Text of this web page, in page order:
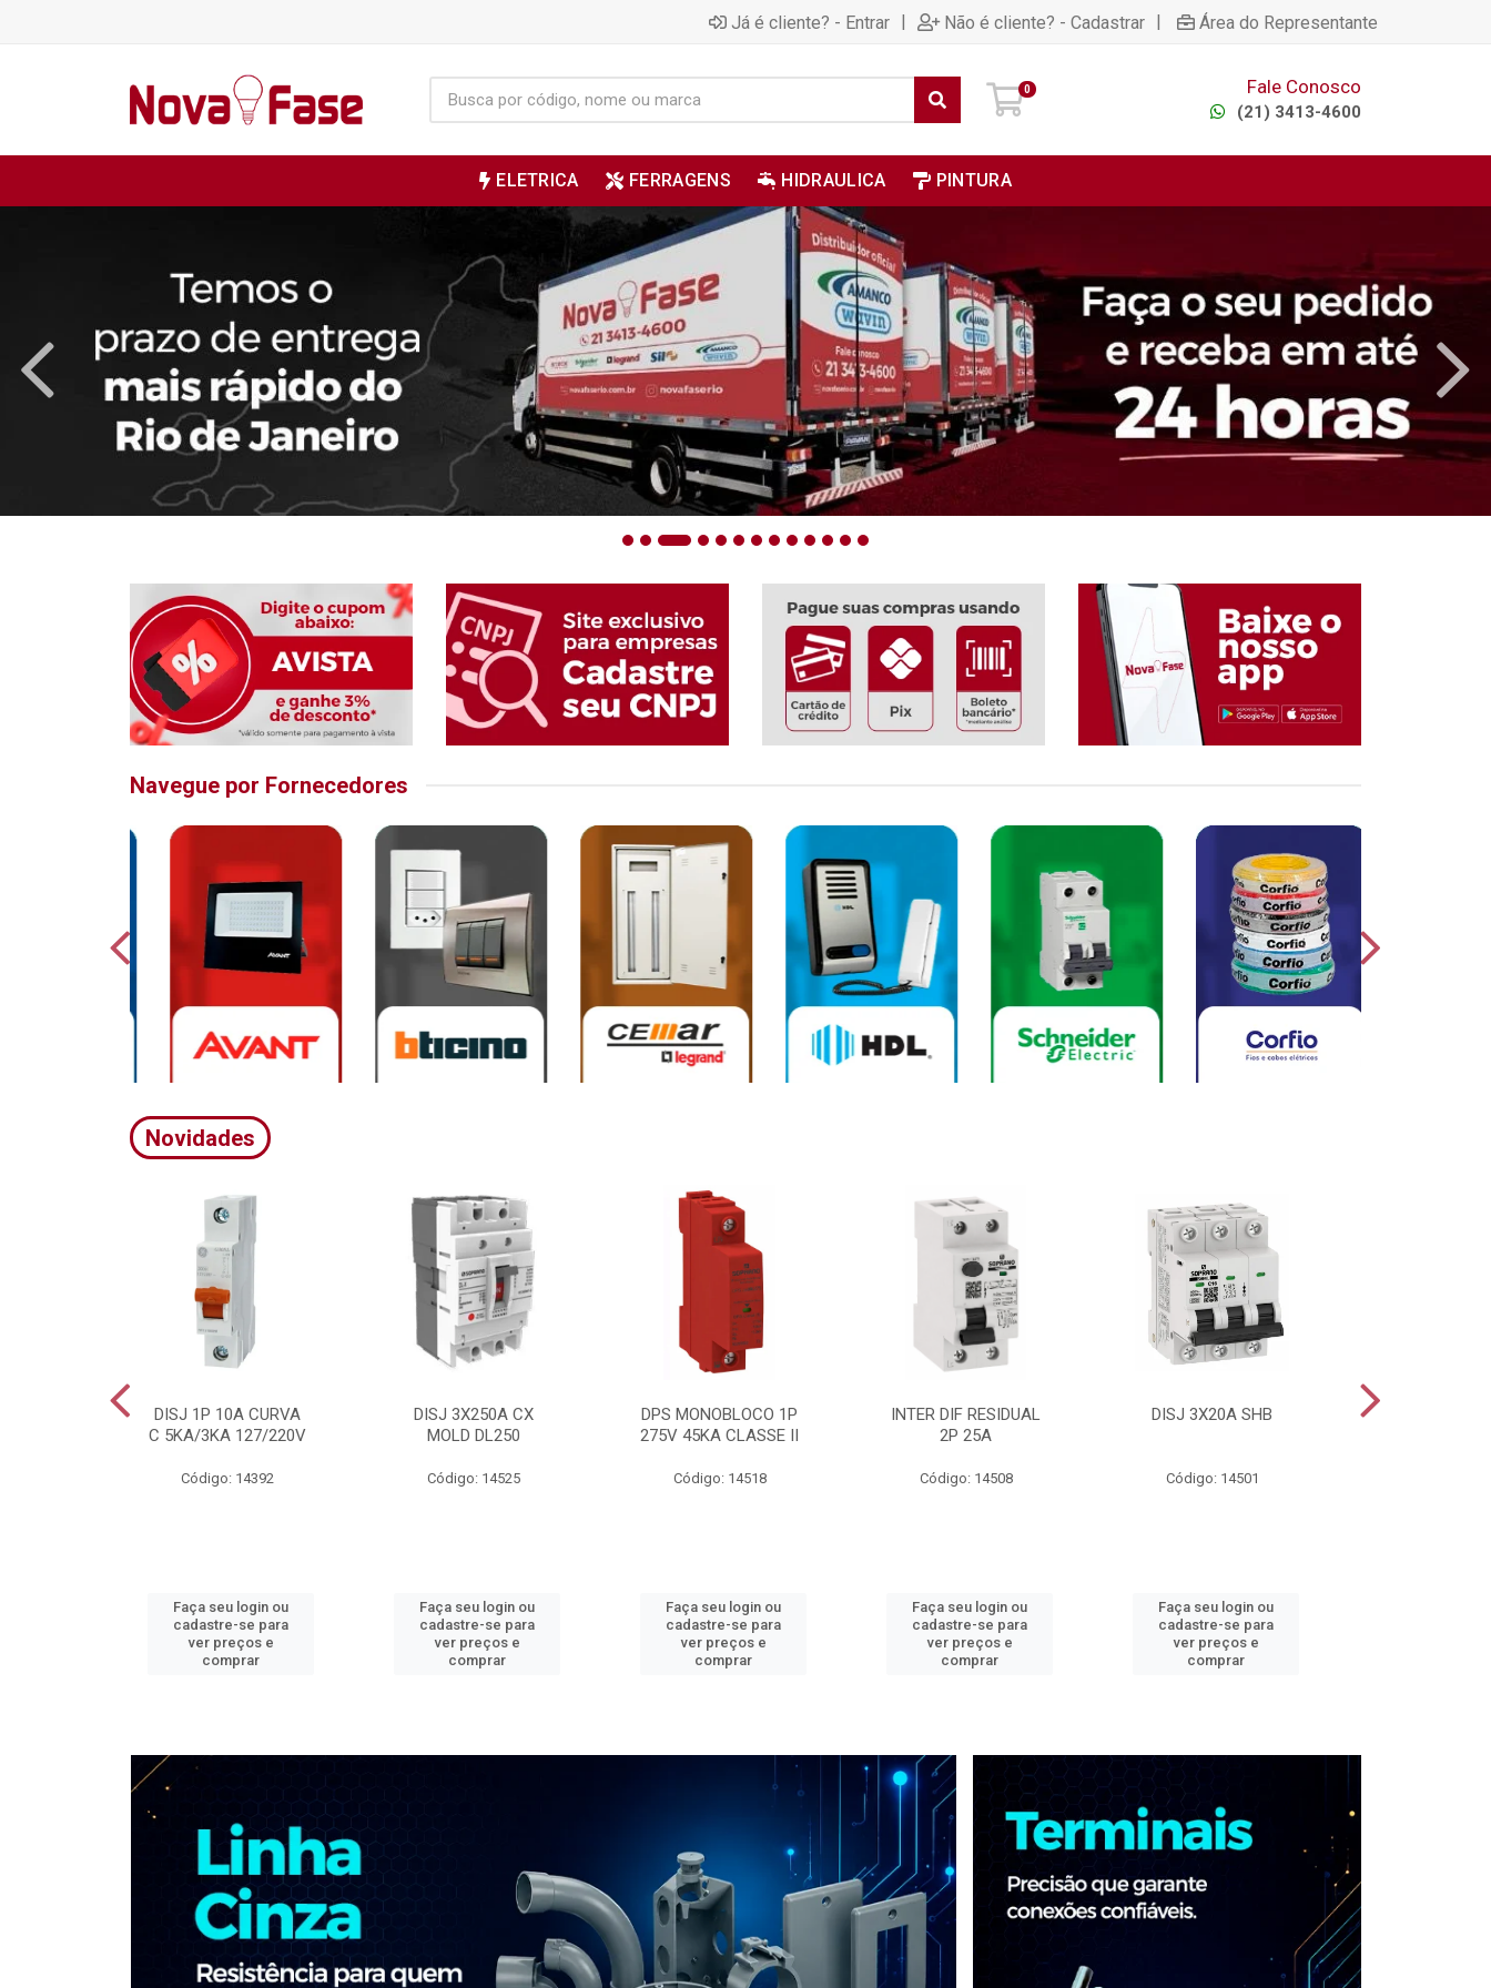
Já é cliente? - Entrar | Não é cliente? - Cadastrar | Área do Representante
0 Fale Conosco
(21) 3413-4600
ELETRICA FERRAGENS HIDRAULICA PINTURA
Navegue por Fornecedores
Novidades
DISJ 1P 10A CURVA
C 5KA/3KA 127/220V
Código: 14392
Faça seu login ou
cadastre-se para
ver preços e
comprar
DISJ 3X250A CX
MOLD DL250
Código: 14525
Faça seu login ou
cadastre-se para
ver preços e
comprar
DPS MONOBLOCO 1P
275V 45KA CLASSE II
Código: 14518
Faça seu login ou
cadastre-se para
ver preços e
comprar
INTER DIF RESIDUAL
2P 25A
Código: 14508
Faça seu login ou
cadastre-se para
ver preços e
comprar
DISJ 3X20A SHB
Código: 14501
Faça seu login ou
cadastre-se para
ver preços e
comprar